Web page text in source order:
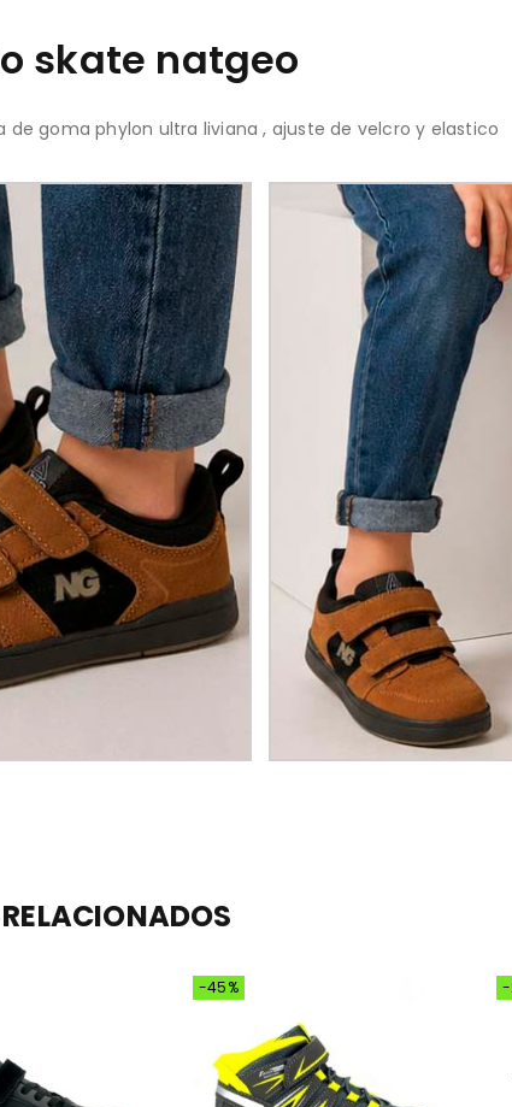
skate natgeo
goma phylon ultra liviana , ajuste de velcro y elastico
-45% -